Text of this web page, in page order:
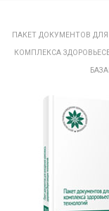
ПАКЕТ ДОКУМЕНТОВ
КОМПЛЕКСА